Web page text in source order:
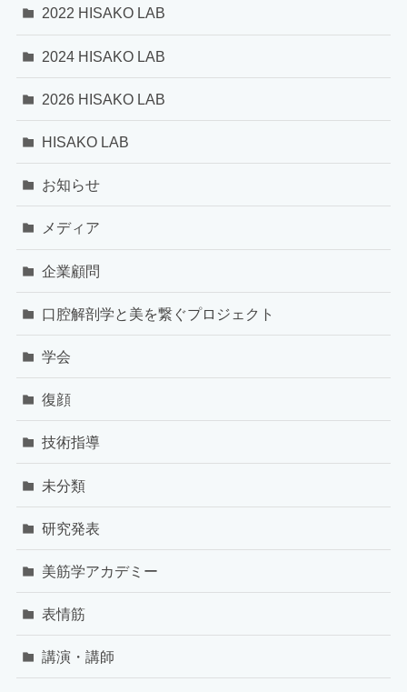
2022 HISAKO LAB
2024 HISAKO LAB
2026 HISAKO LAB
HISAKO LAB
お知らせ
メディア
企業顧問
口腔解剖学と美を繋ぐプロジェクト
学会
復顔
技術指導
未分類
研究発表
美筋学アカデミー
表情筋
講演・講師